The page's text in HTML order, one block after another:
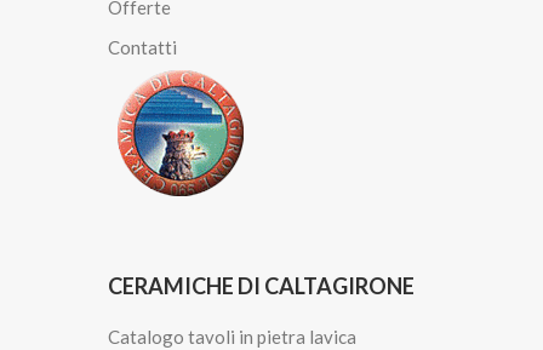
Offerte
Contatti
CERAMICHE DI CALTAGIRONE
Catalogo tavoli in pietra lavica